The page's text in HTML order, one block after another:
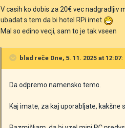
V casih ko dobis za 20€ vec nadgradljiv
ubadat s tem da bi hotel RPi imet
Mal so edino vecji, sam to je tak vseen
blad reče Dne, 5. 11. 2025 at 12:07:
Da odpremo namensko temo.
Kaj imate, za kaj uporabljate, kakšne